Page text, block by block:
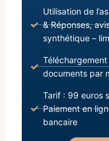
Utilisation de
& Réponses,
synthétique –
documents par
Tarif : 99 euros
Paiement en
bancaire